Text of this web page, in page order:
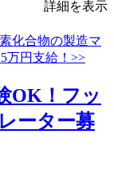
詳細を表示
OK！フッ
ーター募